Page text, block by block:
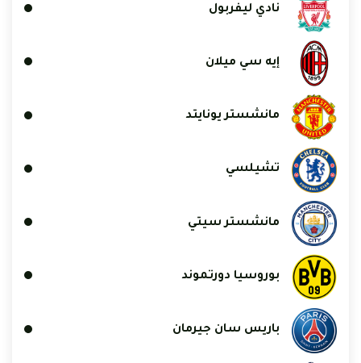
نادي ليفربول
إيه سي ميلان
مانشستر يونايتد
تشيلسي
مانشستر سيتي
بوروسيا دورتموند
باريس سان جيرمان